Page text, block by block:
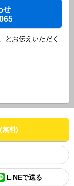
せ
とお伝えいただく
(無料)
LINEで送る